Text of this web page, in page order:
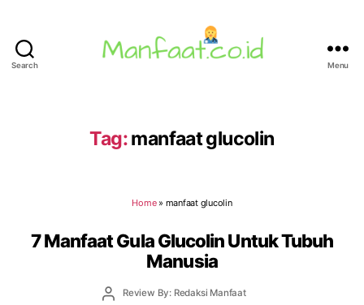
Search Menu
Tag:manfaat glucolin
Home» manfaat glucolin
7 Manfaat Gula Glucolin Untuk Tubuh
Manusia
PostReview By: Redaksi Manfaat